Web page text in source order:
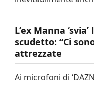
L’ex Manna
scudetto: “Ci
attrezzate
Ai microfoni di